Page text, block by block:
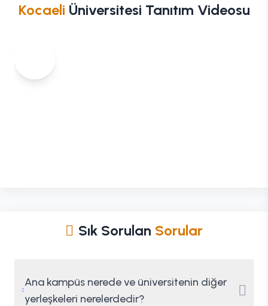
Kocaeli Üniversitesi Tanıtım Videosu
Sık Sorulan Sorular
Ana kampüs nerede ve üniversitenin diğer
yerleşkeleri nerelerdedir?